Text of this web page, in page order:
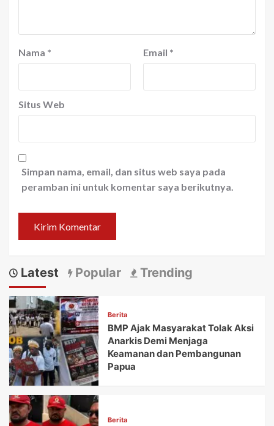
Nama * Email *
Situs Web
Simpan nama, email, dan situs web saya pada
peramban ini untuk komentar saya berikutnya.
Latest Popular Trending
Berita
BMP Ajak Masyarakat Tolak Aksi
Anarkis Demi Menjaga
Keamanan dan Pembangunan
Papua
Berita